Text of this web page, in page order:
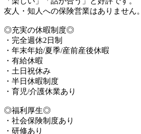
友人・知人への保険営業はありません。
◎充実の休暇制度◎
・完全週休2日制
・年末年始/夏季/産前産後休暇
・有給休暇
・土日祝休み
・半日休暇制度
・育児/介護休業あり
◎福利厚生◎
・社会保険制度あり
・研修あり